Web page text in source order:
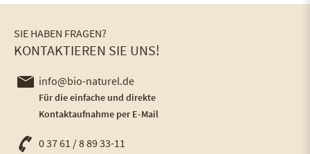
SIE HABEN FRAGEN?
KONTAKTIEREN SIE UNS!
info@bio-naturel.de
Für die einfache und direkte
Kontaktaufnahme per E-Mail
0 37 61 / 8 89 33-11